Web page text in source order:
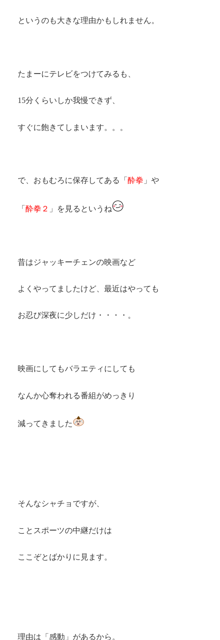
というのも大きな理由かもしれません。
たまーにテレビをつけてみるも、
15分くらいしか我慢できず、
すぐに飽きてしまいます。。。
で、おもむろに保存してある「 酔拳 」や
「 酔拳２ 」を見るというね
昔はジャッキーチェンの映画など
よくやってましたけど、最近はやっても
お忍び深夜に少しだけ・・・・。
映画にしてもバラエティにしても
なんか心奪われる番組がめっきり
減ってきました
そんなシャチョですが、
ことスポーツの中継だけは
ここぞとばかりに見ます。
理由は「感動」があるから。